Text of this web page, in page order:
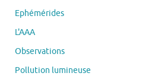
Ephémérides
L'AAA
Observations
Pollution lumineuse